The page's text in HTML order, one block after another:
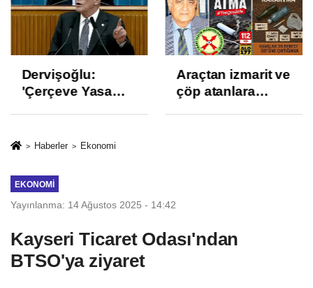
Dervişoğlu:
'Çerçeve Yasa
ve İhanet
Araçtan izmarit ve
çöp atanlara
Haberler Ekonomi
EKONOMI
Yayınlanma: 14 Ağustos 2025 - 14:42
Kayseri Ticaret Odası'ndan
BTSO'ya ziyaret